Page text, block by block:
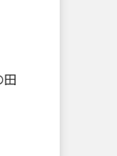
田